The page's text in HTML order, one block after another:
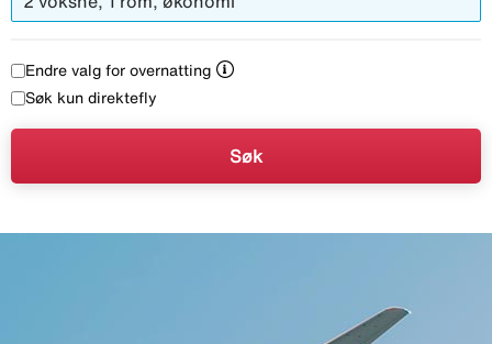
Endre valg for overnatting
Søk kun direktefly
Søk